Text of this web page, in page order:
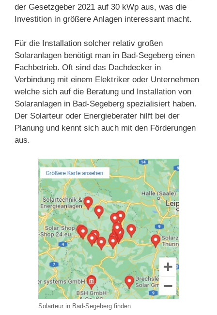
der Gesetzgeber 2021 auf 30 kWp aus, was die
Investition in größere Anlagen interessant macht.
Für die Installation solcher relativ großen
Solaranlagen benötigt man in Bad-Segeberg einen
Fachbetrieb. Oft sind das Dachdecker in
Verbindung mit einem Elektriker oder Unternehmen
welche sich auf die Beratung und Installation von
Solaranlagen in Bad-Segeberg spezialisiert haben.
Der Solarteur oder Energieberater hilft bei der
Planung und kennt sich auch mit den Förderungen
aus.
Solarteur in Bad-Segeberg finden